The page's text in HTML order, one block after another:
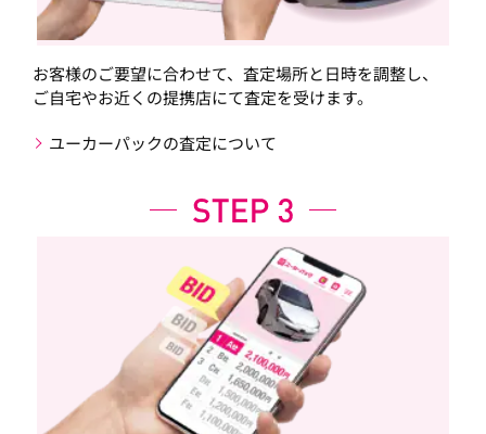
お客様のご要望に合わせて、査定場所と日時を調整し、
ご自宅やお近くの提携店にて査定を受けます。
ユーカーパックの査定について